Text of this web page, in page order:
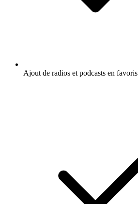
Ajout de radios et podcasts en favoris